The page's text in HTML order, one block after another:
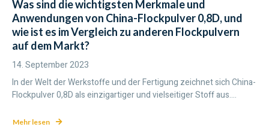
Was sind die wichtigsten Merkmale und
Anwendungen von China-Flockpulver 0,8D, und
wie ist es im Vergleich zu anderen Flockpulvern
auf dem Markt?
14. September 2023
In der Welt der Werkstoffe und der Fertigung zeichnet sich China-
Flockpulver 0,8D als einzigartiger und vielseitiger Stoff aus....
Mehr lesen